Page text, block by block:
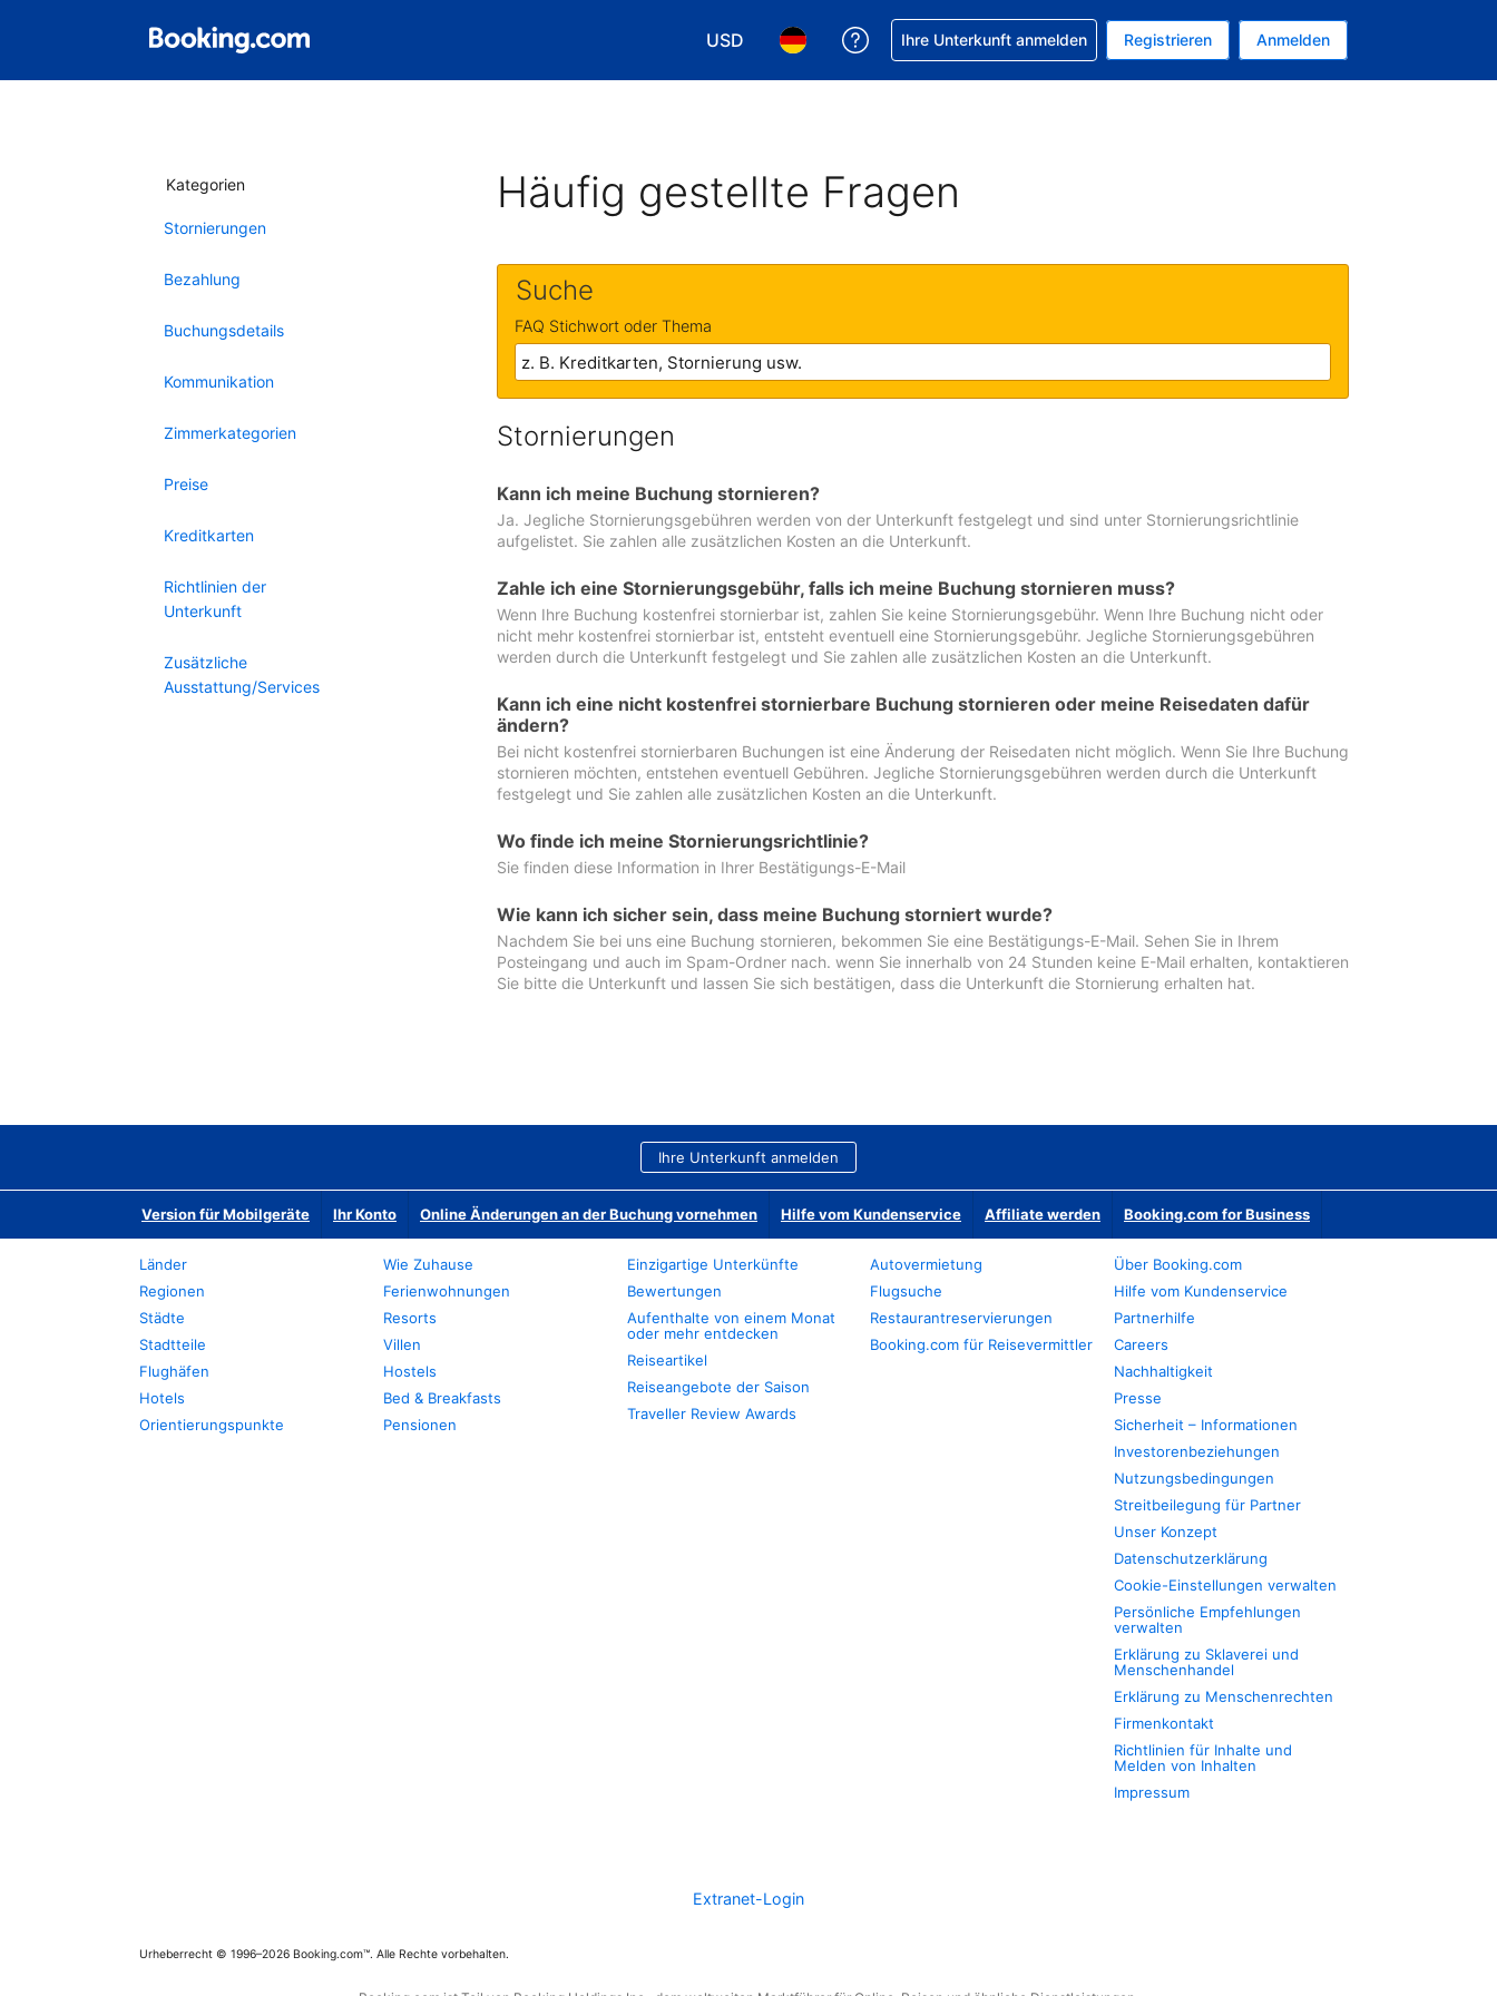
USD
Wählen Sie Ihre Währung. Ihre aktuelle Währung ist US-Dollar
Wählen Sie Ihre Sprache. Ihre aktuelle Sprache ist Deutsch
Hilfe bei Ihrer Buchung erhalten
Ihre Unterkunft anmelden Registrieren Anmelden
Kategorien
Stornierungen
Bezahlung
Buchungsdetails
Kommunikation
Zimmerkategorien
Preise
Kreditkarten
Richtlinien der
Unterkunft
Zusätzliche
Ausstattung/Services
Häufig gestellte Fragen
Suche
FAQ Stichwort oder Thema
Stornierungen
Kann ich meine Buchung stornieren?
Ja. Jegliche Stornierungsgebühren werden von der Unterkunft festgelegt und sind unter Stornierungsrichtlinie
aufgelistet. Sie zahlen alle zusätzlichen Kosten an die Unterkunft.
Zahle ich eine Stornierungsgebühr, falls ich meine Buchung stornieren muss?
Wenn Ihre Buchung kostenfrei stornierbar ist, zahlen Sie keine Stornierungsgebühr. Wenn Ihre Buchung nicht oder
nicht mehr kostenfrei stornierbar ist, entsteht eventuell eine Stornierungsgebühr. Jegliche Stornierungsgebühren
werden durch die Unterkunft festgelegt und Sie zahlen alle zusätzlichen Kosten an die Unterkunft.
Kann ich eine nicht kostenfrei stornierbare Buchung stornieren oder meine Reisedaten dafür
ändern?
Bei nicht kostenfrei stornierbaren Buchungen ist eine Änderung der Reisedaten nicht möglich. Wenn Sie Ihre Buchung
stornieren möchten, entstehen eventuell Gebühren. Jegliche Stornierungsgebühren werden durch die Unterkunft
festgelegt und Sie zahlen alle zusätzlichen Kosten an die Unterkunft.
Wo finde ich meine Stornierungsrichtlinie?
Sie finden diese Information in Ihrer Bestätigungs-E-Mail
Wie kann ich sicher sein, dass meine Buchung storniert wurde?
Nachdem Sie bei uns eine Buchung stornieren, bekommen Sie eine Bestätigungs-E-Mail. Sehen Sie in Ihrem
Posteingang und auch im Spam-Ordner nach. wenn Sie innerhalb von 24 Stunden keine E-Mail erhalten, kontaktieren
Sie bitte die Unterkunft und lassen Sie sich bestätigen, dass die Unterkunft die Stornierung erhalten hat.
Ihre Unterkunft anmelden
Version für Mobilgeräte Ihr Konto Online Änderungen an der Buchung vornehmen Hilfe vom Kundenservice Affiliate werden Booking.com for Business
Länder
Regionen
Städte
Stadtteile
Flughäfen
Hotels
Orientierungspunkte
Wie Zuhause
Ferienwohnungen
Resorts
Villen
Hostels
Bed & Breakfasts
Pensionen
Einzigartige Unterkünfte
Bewertungen
Aufenthalte von einem Monat
oder mehr entdecken
Reiseartikel
Reiseangebote der Saison
Traveller Review Awards
Autovermietung
Flugsuche
Restaurantreservierungen
Booking.com für Reisevermittler
Über Booking.com
Hilfe vom Kundenservice
Partnerhilfe
Careers
Nachhaltigkeit
Presse
Sicherheit – Informationen
Investorenbeziehungen
Nutzungsbedingungen
Streitbeilegung für Partner
Unser Konzept
Datenschutzerklärung
Cookie-Einstellungen verwalten
Persönliche Empfehlungen
verwalten
Erklärung zu Sklaverei und
Menschenhandel
Erklärung zu Menschenrechten
Firmenkontakt
Richtlinien für Inhalte und
Melden von Inhalten
Impressum
Extranet-Login
Urheberrecht © 1996–2026 Booking.com™. Alle Rechte vorbehalten.